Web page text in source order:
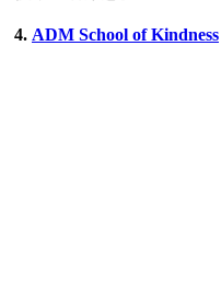
4. ADM School of Kindness